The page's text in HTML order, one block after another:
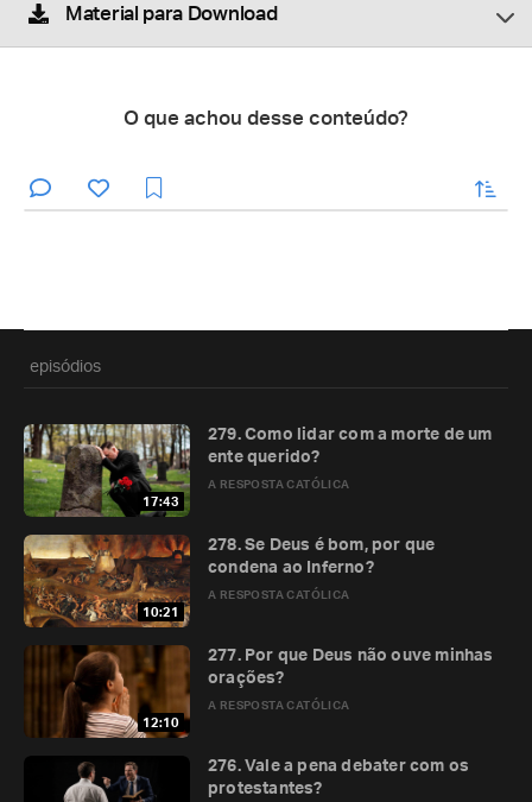
Material para Download
O que achou desse conteúdo?
enviar
episódios
17:43
A RESPOSTA CATÓLICA
279. Como lidar com a morte de um
ente querido?
10:21
A RESPOSTA CATÓLICA
278. Se Deus é bom, por que
condena ao Inferno?
12:10
A RESPOSTA CATÓLICA
277. Por que Deus não ouve minhas
orações?
276. Vale a pena debater com os
protestantes?